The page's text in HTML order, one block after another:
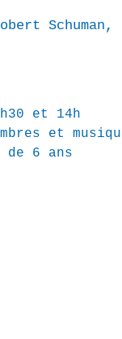
Schuman,
et 14h
et
6 ans